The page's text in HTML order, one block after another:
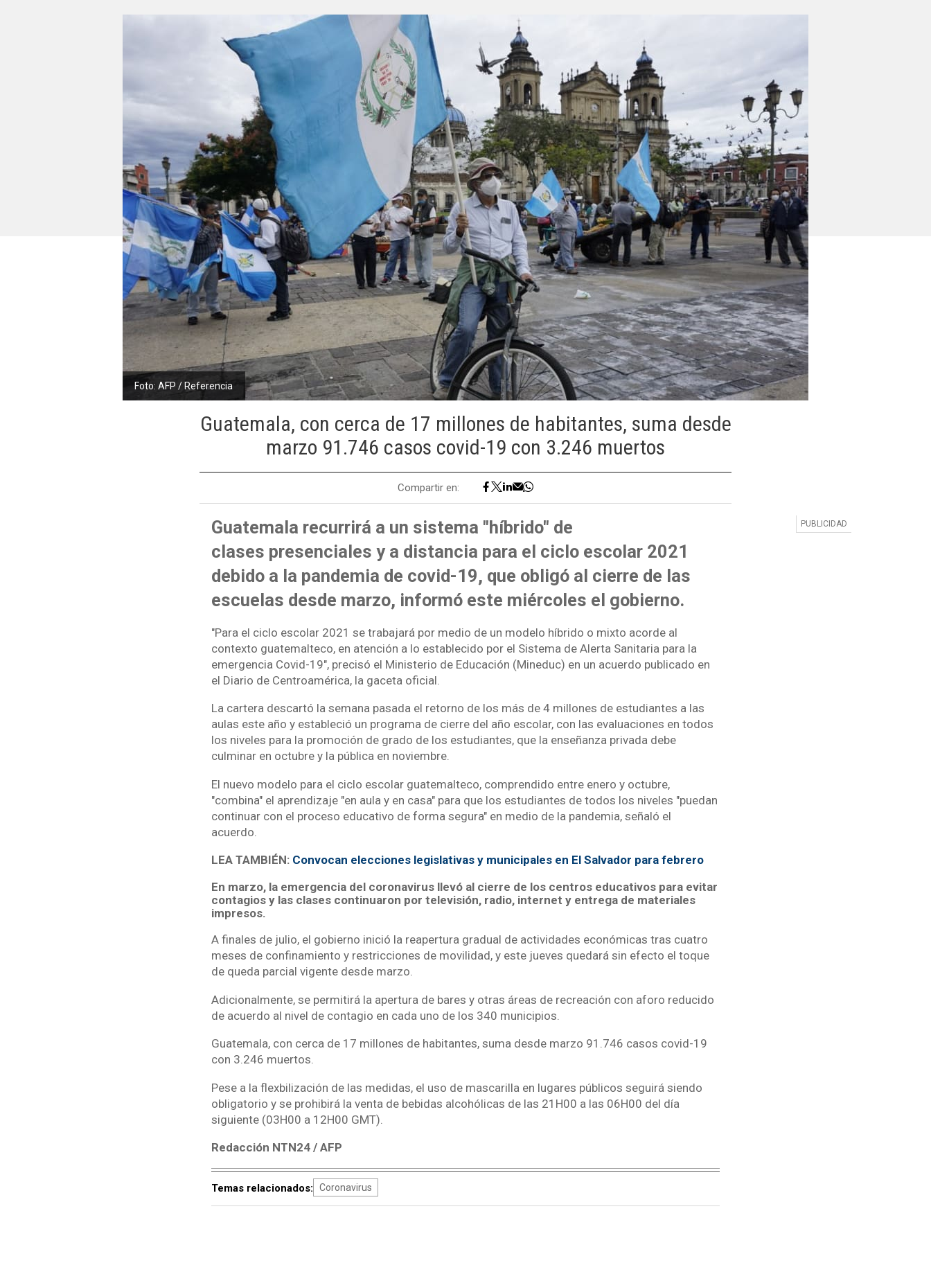
Foto: AFP / Referencia
Guatemala, con cerca de 17 millones de habitantes, suma desde
marzo 91.746 casos covid-19 con 3.246 muertos
Compartir en:
Guatemala recurrirá a un sistema "híbrido" de
clases presenciales y a distancia para el ciclo escolar 2021
debido a la pandemia de covid-19, que obligó al cierre de las
escuelas desde marzo, informó este miércoles el gobierno.
"Para el ciclo escolar 2021 se trabajará por medio de un modelo híbrido o mixto acorde al
contexto guatemalteco, en atención a lo establecido por el Sistema de Alerta Sanitaria para la
emergencia Covid-19", precisó el Ministerio de Educación (Mineduc) en un acuerdo publicado en
el Diario de Centroamérica, la gaceta oficial.
La cartera descartó la semana pasada el retorno de los más de 4 millones de estudiantes a las
aulas este año y estableció un programa de cierre del año escolar, con las evaluaciones en todos
los niveles para la promoción de grado de los estudiantes, que la enseñanza privada debe
culminar en octubre y la pública en noviembre.
El nuevo modelo para el ciclo escolar guatemalteco, comprendido entre enero y octubre,
"combina" el aprendizaje "en aula y en casa" para que los estudiantes de todos los niveles "puedan
continuar con el proceso educativo de forma segura" en medio de la pandemia, señaló el
acuerdo.
LEA TAMBIÉN: Convocan elecciones legislativas y municipales en El Salvador para febrero
En marzo, la emergencia del coronavirus llevó al cierre de los centros educativos para evitar
contagios y las clases continuaron por televisión, radio, internet y entrega de materiales
impresos.
A finales de julio, el gobierno inició la reapertura gradual de actividades económicas tras cuatro
meses de confinamiento y restricciones de movilidad, y este jueves quedará sin efecto el toque
de queda parcial vigente desde marzo.
Adicionalmente, se permitirá la apertura de bares y otras áreas de recreación con aforo reducido
de acuerdo al nivel de contagio en cada uno de los 340 municipios.
Guatemala, con cerca de 17 millones de habitantes, suma desde marzo 91.746 casos covid-19
con 3.246 muertos.
Pese a la flexbilización de las medidas, el uso de mascarilla en lugares públicos seguirá siendo
obligatorio y se prohibirá la venta de bebidas alcohólicas de las 21H00 a las 06H00 del día
siguiente (03H00 a 12H00 GMT).
Redacción NTN24 / AFP
Temas relacionados: Coronavirus